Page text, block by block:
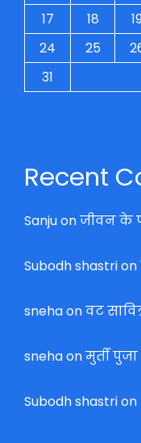
17
18
24
25
31
Recent
Sanjuonजीवन के
Subodh shastrion
snehaonवट
snehaonमुर्ती पुजा
Subodh shastrion